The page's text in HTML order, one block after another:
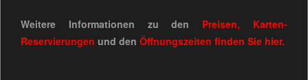
Weitere Informationen zu den Preisen, Karten-
Reservierungen und den Öffnungszeiten finden Sie hier.